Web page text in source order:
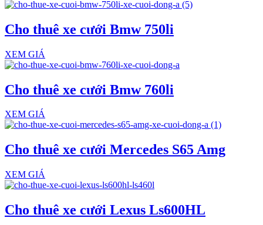
Cho thuê xe cưới Bmw 750li
XEM GIÁ
Cho thuê xe cưới Bmw 760li
XEM GIÁ
Cho thuê xe cưới Mercedes S65 Amg
XEM GIÁ
Cho thuê xe cưới Lexus Ls600HL